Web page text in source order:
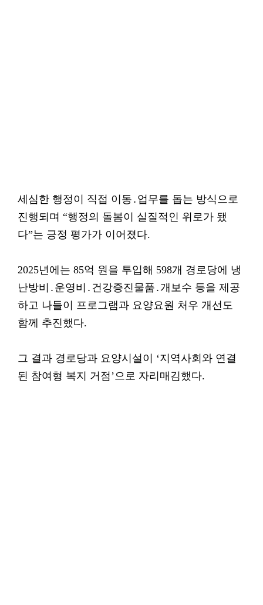
세심한 행정이 직접 이동․업무를 돕는 방식으로
진행되며 “행정의 돌봄이 실질적인 위로가 됐
다”는 긍정 평가가 이어졌다.
2025년에는 85억 원을 투입해 598개 경로당에 냉
난방비․운영비․건강증진물품․개보수 등을 제공
하고 나들이 프로그램과 요양요원 처우 개선도
함께 추진했다.
그 결과 경로당과 요양시설이 ‘지역사회와 연결
된 참여형 복지 거점’으로 자리매김했다.